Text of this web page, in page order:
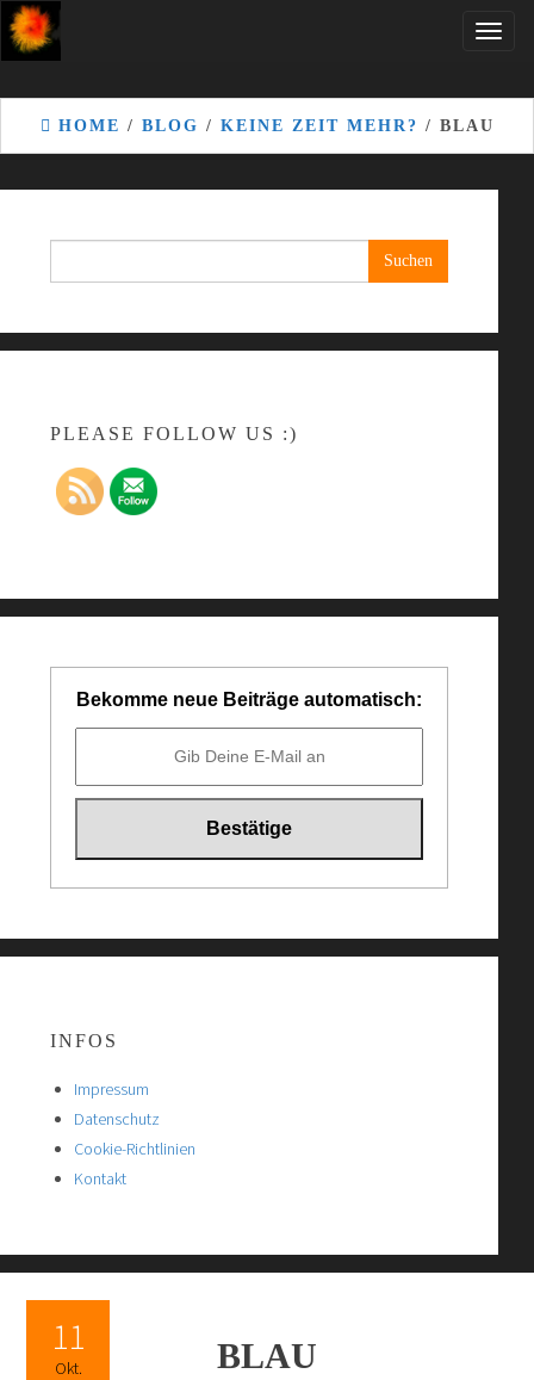
Skip
to
content
Toggle
HOME / BLOG / KEINE ZEIT MEHR? / BLAU
nach:
PLEASE FOLLOW US :)
Bekomme neue Beiträge automatisch:
INFOS
Impressum
Datenschutz
Cookie-Richtlinien
Kontakt
11
Okt.
BLAU